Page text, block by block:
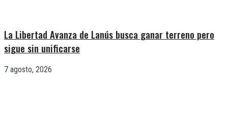
La Libertad Avanza de Lanús busca ganar terreno pero
sigue sin unificarse
7 agosto, 2026